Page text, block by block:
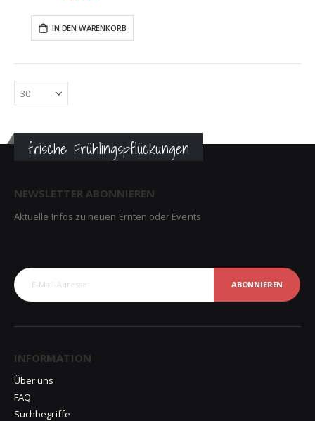
IN DEN WARENKORB
frische Frühlingspflückungen
NEWSLETTER ABONNIEREN
Aktuelle Infos zu neuen Ernten oder Events
ABONNIEREN
INFORMATION
Über uns
FAQ
Suchbegriffe